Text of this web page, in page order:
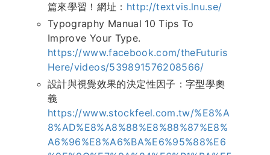
篇來學習！網址： http://textvis.lnu.se/
Typography Manual 10 Tips To
Improve Your Type.
https://www.facebook.com/theFuturis
Here/videos/539891576208566/
設計與視覺效果的決定性因子：字型學奧
義
https://www.stockfeel.com.tw/%E8%A
8%AD%E8%A8%88%E8%88%87%E8%
A6%96%E8%A6%BA%E6%95%88%E6